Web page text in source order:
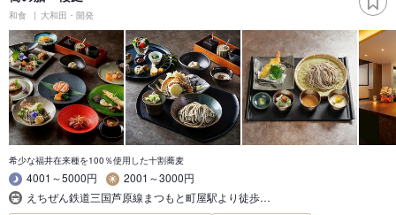
和食 大和田・開発
希少な福井在来種を100％使用した十割蕎麦
4001～5000円
2001～3000円
えちぜん鉄道三国芦原線まつもと町屋駅より徒歩…